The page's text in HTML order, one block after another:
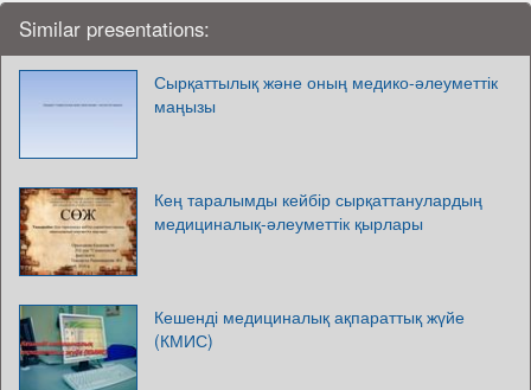
Similar presentations:
Сырқаттылық және оның медико-әлеуметтік
маңызы
Кең таралымды кейбір сырқаттанулардың
медициналық-әлеуметтік қырлары
Кешенді медициналық ақпараттық жүйе
(КМИС)